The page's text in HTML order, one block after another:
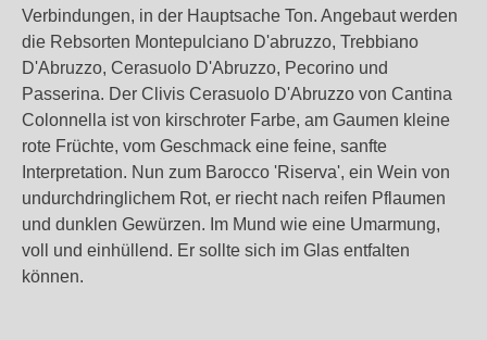
Verbindungen, in der Hauptsache Ton. Angebaut werden
die Rebsorten Montepulciano D'abruzzo, Trebbiano
D'Abruzzo, Cerasuolo D'Abruzzo, Pecorino und
Passerina. Der Clivis Cerasuolo D'Abruzzo von Cantina
Colonnella ist von kirschroter Farbe, am Gaumen kleine
rote Früchte, vom Geschmack eine feine, sanfte
Interpretation. Nun zum Barocco 'Riserva', ein Wein von
undurchdringlichem Rot, er riecht nach reifen Pflaumen
und dunklen Gewürzen. Im Mund wie eine Umarmung,
voll und einhüllend. Er sollte sich im Glas entfalten
können.